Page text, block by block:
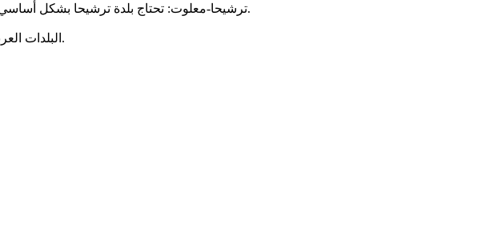
ترشيحا-معلوت: تحتاج بلدة ترشيحا بشكل أساسي إلى خطة لتحسين البنى التحتية السكنيّة وتطوير الخدمات الاجتماعية.
البلدات العربية بالمجالس الاقليمية: تحتاج إلى حل مشاكل التخطيط والبناء والتعليم.